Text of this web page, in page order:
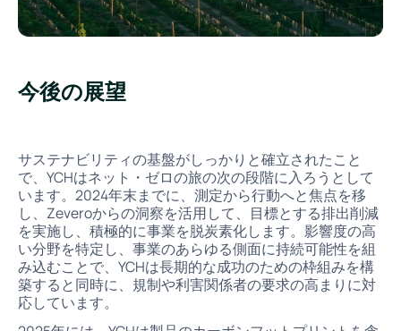
今後の展望
サステナビリティの基盤がしっかりと確立されたこと
で、YCHはネット・ゼロの旅の次の段階に入ろうとして
います。2024年末までに、測定から行動へと焦点を移
し、Zeveroからの洞察を活用して、目標とする排出削減
を実施し、積極的に事業を脱炭素化します。影響度の高
い分野を特定し、事業のあらゆる側面に持続可能性を組
み込むことで、YCHは長期的な成功のための枠組みを構
築すると同時に、規制や利害関係者の要求の高まりに対
応しています。